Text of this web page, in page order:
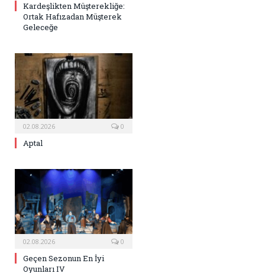
Kardeşlikten Müşterekliğe:
Ortak Hafızadan Müşterek
Geleceğe
02.08.2026 0
Aptal
02.08.2026 0
Geçen Sezonun En İyi
Oyunları IV